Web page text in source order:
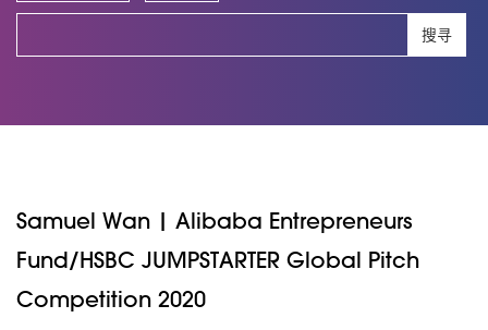
搜寻
Samuel Wan | Alibaba Entrepreneurs
Fund/HSBC JUMPSTARTER Global Pitch
Competition 2020